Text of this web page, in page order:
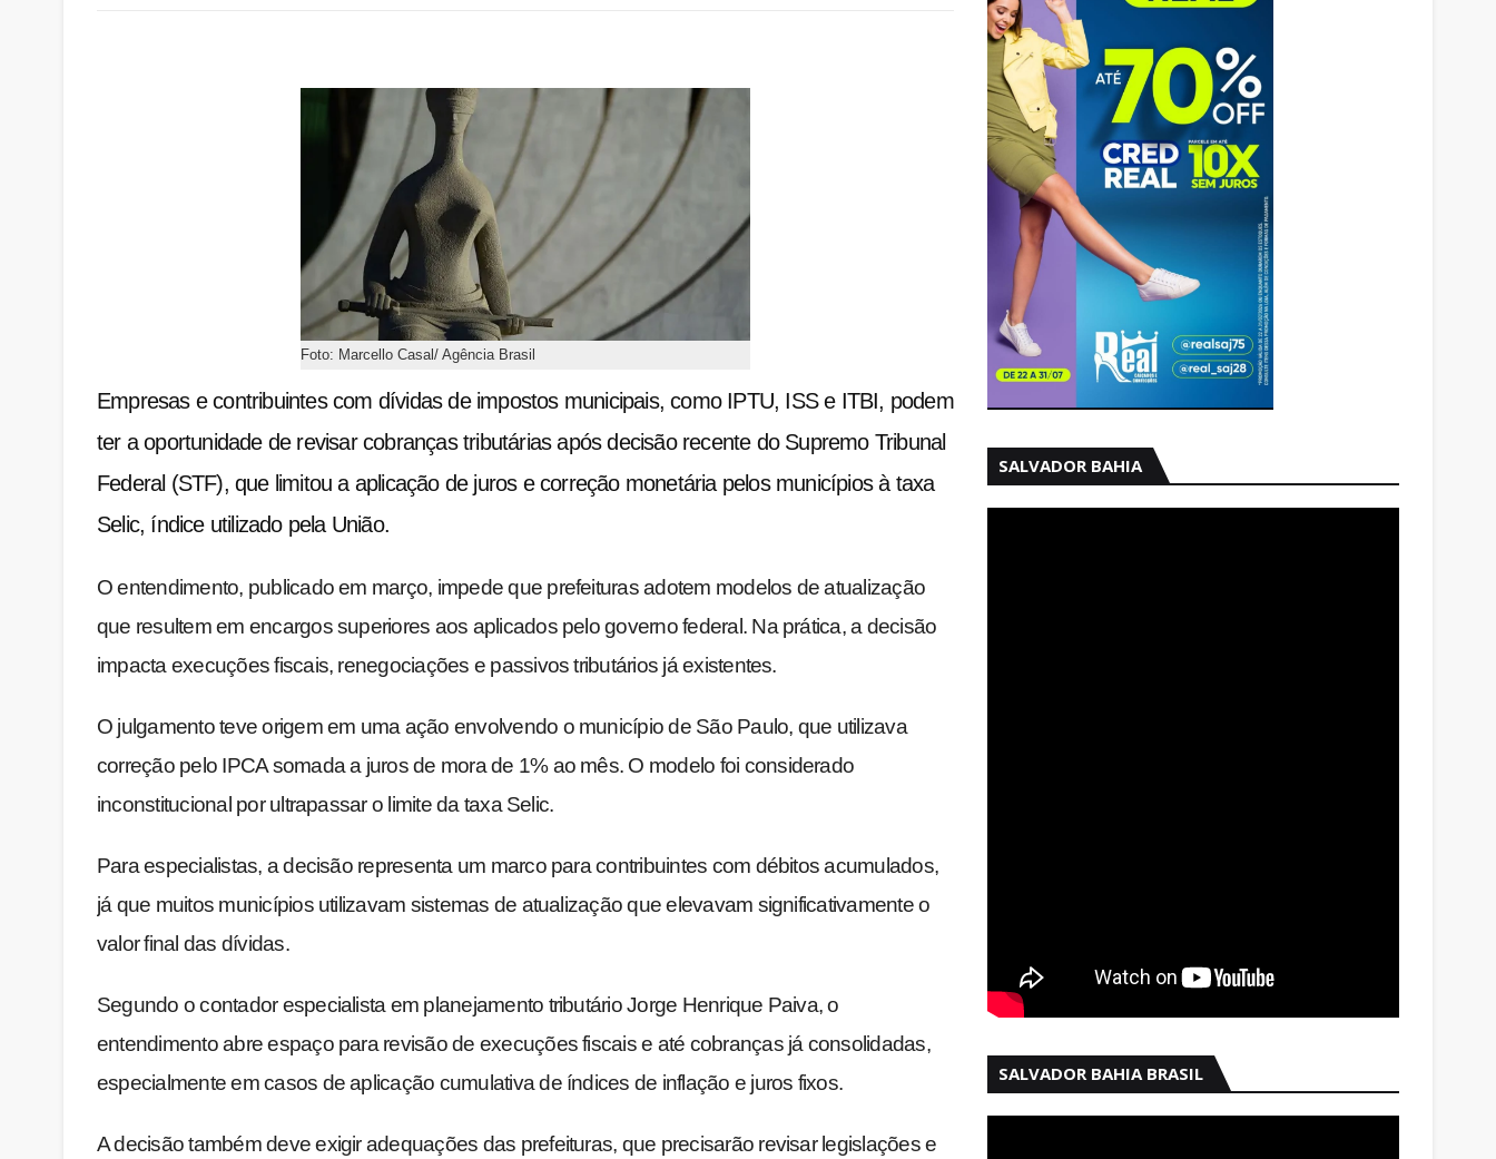
Foto: Marcello Casal/ Agência Brasil
Empresas e contribuintes com dívidas de impostos municipais, como IPTU, ISS e ITBI, podem
ter a oportunidade de revisar cobranças tributárias após decisão recente do Supremo Tribunal
Federal (STF), que limitou a aplicação de juros e correção monetária pelos municípios à taxa
Selic, índice utilizado pela União.
O entendimento, publicado em março, impede que prefeituras adotem modelos de atualização
que resultem em encargos superiores aos aplicados pelo governo federal. Na prática, a decisão
impacta execuções fiscais, renegociações e passivos tributários já existentes.
O julgamento teve origem em uma ação envolvendo o município de São Paulo, que utilizava
correção pelo IPCA somada a juros de mora de 1% ao mês. O modelo foi considerado
inconstitucional por ultrapassar o limite da taxa Selic.
Para especialistas, a decisão representa um marco para contribuintes com débitos acumulados,
já que muitos municípios utilizavam sistemas de atualização que elevavam significativamente o
valor final das dívidas.
Segundo o contador especialista em planejamento tributário Jorge Henrique Paiva, o
entendimento abre espaço para revisão de execuções fiscais e até cobranças já consolidadas,
especialmente em casos de aplicação cumulativa de índices de inflação e juros fixos.
A decisão também deve exigir adequações das prefeituras, que precisarão revisar legislações e
SALVADOR BAHIA
SALVADOR BAHIA BRASIL